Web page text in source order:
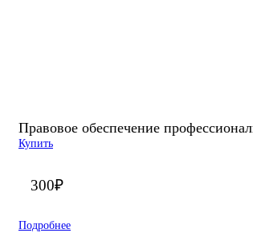
Правовое обеспечение
Купить
300₽
Подробнее